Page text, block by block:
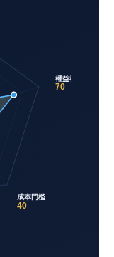
權益福利
70
成本門檻
40